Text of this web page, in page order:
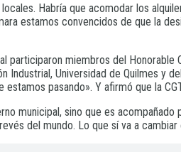
Habría que acomodar los
estamos convencidos de que la
participaron miembros del
Industrial, Universidad de Quilmes y
pasando». Y afirmó que la
municipal, sino que es
del mundo. Lo que sí va a